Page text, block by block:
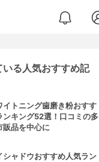
いる人気おすすめ記
イトニング歯磨き粉おすす
ンキング52選！口コミの多
販品を中心に
シャドウおすすめ人気ラン